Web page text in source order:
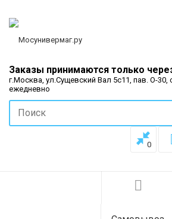
Заказы принимаются только
г.Москва, ул.Сущевский Вал 5с11, пав. О-30,
ежедневно
0